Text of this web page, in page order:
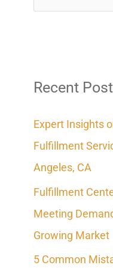
c
f
o
r
Recent
Expert Insights
Fulfillment
Angeles, CA
Fulfillment
Meeting
Growing Market
5 Common